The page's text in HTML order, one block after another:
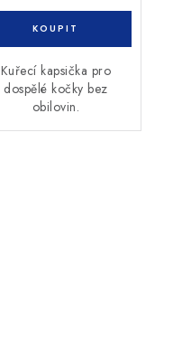
Kuřecí kapsička pro
dospělé kočky bez
obilovin.